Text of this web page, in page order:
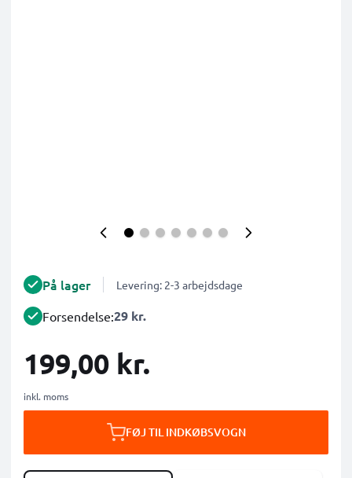
På lager Levering: 2-3 arbejdsdage
Forsendelse:29 kr.
199,00 kr.
inkl. moms
FØJ TIL INDKØBSVOGN